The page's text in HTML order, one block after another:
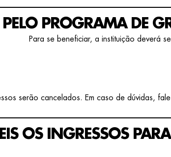
PROGRAMA DE
Para se beneficiar, a instituição deverá
serão cancelados. Em caso de dúvidas,
OS INGRESSOS